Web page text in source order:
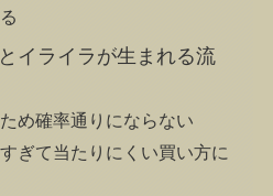
イライラが生まれる流
め確率通りにならない
ぎて当たりにくい買い方に